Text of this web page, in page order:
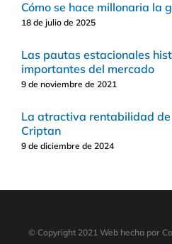
Cómo se hace millonaria la
18 de julio de 2025
Las pautas estacionales
importantes del mercado
9 de noviembre de 2021
La atractiva rentabilidad de
Criptan
9 de diciembre de 2024
© Copyright 2021 Web hecha por